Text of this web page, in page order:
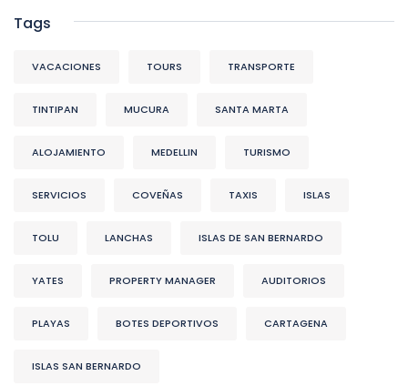
Tags
VACACIONES TOURS TRANSPORTE
TINTIPAN MUCURA SANTA MARTA
ALOJAMIENTO MEDELLIN TURISMO
SERVICIOS COVEÑAS TAXIS ISLAS
TOLU LANCHAS ISLAS DE SAN BERNARDO
YATES PROPERTY MANAGER AUDITORIOS
PLAYAS BOTES DEPORTIVOS CARTAGENA
ISLAS SAN BERNARDO